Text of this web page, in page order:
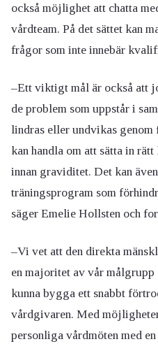
också möjlighet att chatta
vårdteam. På det sättet kan
frågor som inte innebär
–Ett viktigt mål är också att
de problem som uppstår i
lindras eller undvikas
kan handla om att sätta in
innan graviditet. Det kan
träningsprogram som
säger Emelie Hollsten och
–Vi vet att den direkta
en majoritet av vår
kunna bygga ett snabbt
vårdgivaren. Med
personliga vårdmöten med